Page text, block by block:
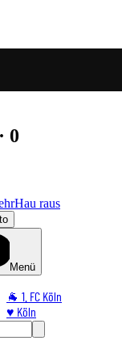
0
Hau raus
Menü
🐐 1. FC Köln
♥️ Köln
⭐ Promi